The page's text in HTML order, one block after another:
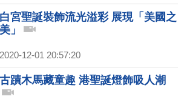
白宮聖誕裝飾流光溢彩 展現「美國之
美」
2020-12-01 20:57:20
古蹟木馬藏童趣 港聖誕燈飾吸人潮